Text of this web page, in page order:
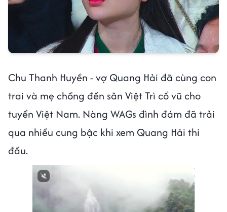
Chu Thanh Huyền - vợ Quang Hải đã cùng con
trai và mẹ chồng đến sân Việt Trì cổ vũ cho
tuyển Việt Nam. Nàng WAGs đình đám đã trải
qua nhiều cung bậc khi xem Quang Hải thi
đấu.